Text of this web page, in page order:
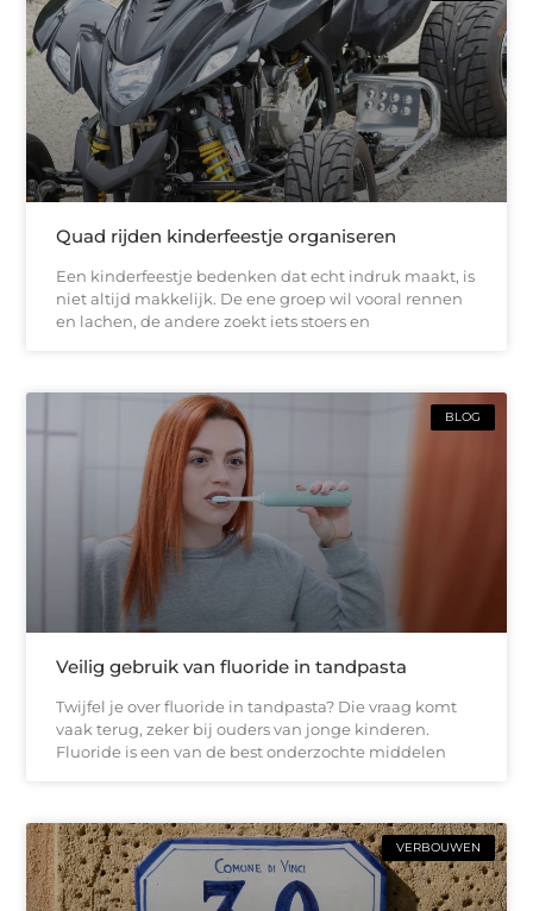
Quad rijden kinderfeestje organiseren
Een kinderfeestje bedenken dat echt indruk maakt, is
niet altijd makkelijk. De ene groep wil vooral rennen
en lachen, de andere zoekt iets stoers en
BLOG
Veilig gebruik van fluoride in tandpasta
Twijfel je over fluoride in tandpasta? Die vraag komt
vaak terug, zeker bij ouders van jonge kinderen.
Fluoride is een van de best onderzochte middelen
VERBOUWEN